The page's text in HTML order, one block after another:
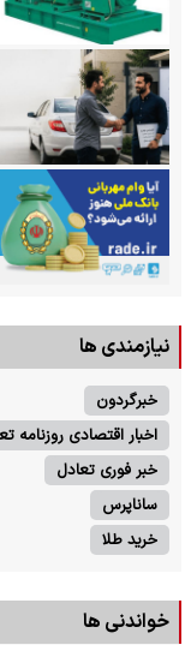
نیازمندی ها
خبرگردون
اخبار اقتصادی روزنامه
خبر فوری تعادل
ساناپرس
خرید طلا
خواندنی ها